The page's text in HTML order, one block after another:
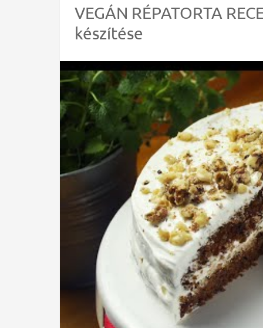
VEGÁN RÉPATORTA
készítése